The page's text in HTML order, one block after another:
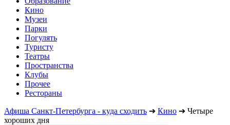
Кино
Музеи
Парки
Погулять
Туристу
Театры
Пространства
Клубы
Прочее
Рестораны
Афиша Санкт-Петербурга - куда сходить ➔ Кино ➔ Четыре
хороших дня